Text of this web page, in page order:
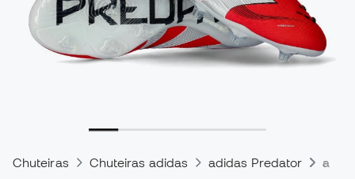
Chuteiras Chuteiras adidas adidas Predator